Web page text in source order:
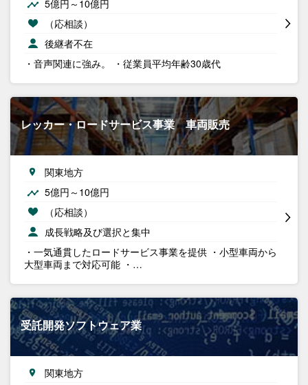
5億円～10億円
（応相談）
後継者不在
・音声関連に強み。 ・従業員平均年齢30歳代
レッカー・ロードサービス事業 車両販売
関東地方
5億円～10億円
（応相談）
成長戦略及び選択と集中
・一気通貫したロードサービス事業を提供 ・小型車両から
大型車両まで対応可能 ・…
受託開発ソフトウェア業
関東地方